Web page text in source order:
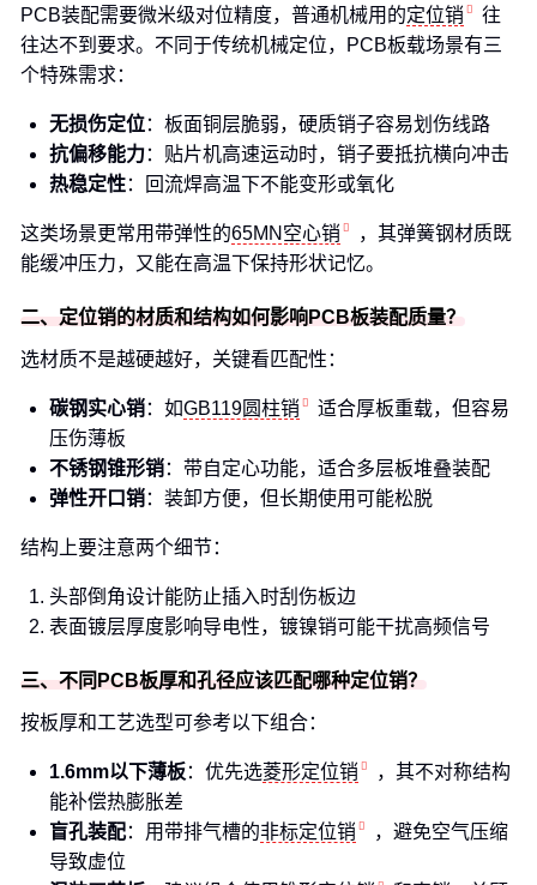
PCB装配需要微米级对位精度，普通机械用的定位销
往
往达不到要求。不同于传统机械定位，PCB板载场景有三
个特殊需求：
无损伤定位：板面铜层脆弱，硬质销子容易划伤线路
抗偏移能力：贴片机高速运动时，销子要抵抗横向冲击
热稳定性：回流焊高温下不能变形或氧化
这类场景更常用带弹性的65MN空心销
，其弹簧钢材质既
能缓冲压力，又能在高温下保持形状记忆。
二、定位销的材质和结构如何影响PCB板装配质量？
选材质不是越硬越好，关键看匹配性：
碳钢实心销：如GB119圆柱销
适合厚板重载，但容易
压伤薄板
不锈钢锥形销：带自定心功能，适合多层板堆叠装配
弹性开口销：装卸方便，但长期使用可能松脱
结构上要注意两个细节：
头部倒角设计能防止插入时刮伤板边
表面镀层厚度影响导电性，镀镍销可能干扰高频信号
三、不同PCB板厚和孔径应该匹配哪种定位销？
按板厚和工艺选型可参考以下组合：
1.6mm以下薄板：优先选菱形定位销
，其不对称结构
能补偿热膨胀差
盲孔装配：用带排气槽的非标定位销
，避免空气压缩
导致虚位